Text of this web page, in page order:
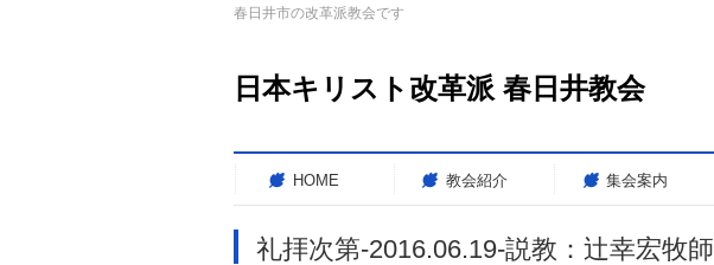
春日井市の改革派教会です
日本キリスト改革派 春日井教会
HOME 教会紹介 集会案内
礼拝次第-2016.06.19-説教：辻幸宏牧師